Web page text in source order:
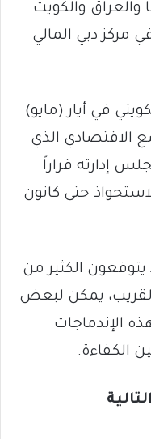
والعراق والكويت
مركز دبي المالي
في أيار (مايو)
الاقتصادي الذي
اتخذ مجلس إدارته قراراً
حتى كانون
الكثير من
يمكن لبعض
الإندماجات
الكفاءة.